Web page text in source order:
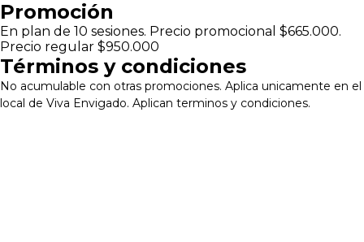
Pasar
al
contenido
principal
Promoción
En plan de 10 sesiones. Precio promocional $665.000.
Precio regular $950.000
Términos y condiciones
No acumulable con otras promociones. Aplica unicamente en el
local de Viva Envigado. Aplican terminos y condiciones.